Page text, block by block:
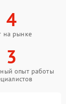
4
на рынке
3
опыт работы